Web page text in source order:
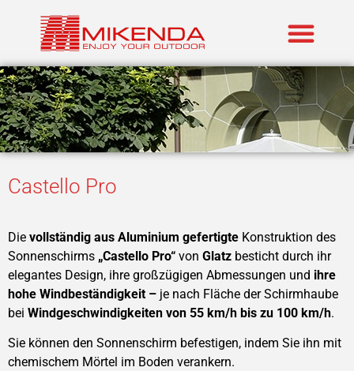
Castello Pro
Die vollständig aus Aluminium gefertigte Konstruktion des
Sonnenschirms „Castello Pro“ von Glatz besticht durch ihr
elegantes Design, ihre großzügigen Abmessungen und ihre
hohe Windbeständigkeit – je nach Fläche der Schirmhaube
bei Windgeschwindigkeiten von 55 km/h bis zu 100 km/h.
Sie können den Sonnenschirm befestigen, indem Sie ihn mit
chemischem Mörtel im Boden verankern.